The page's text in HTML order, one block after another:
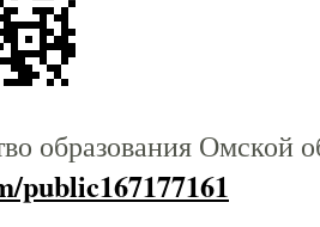
образования Омской
public167177161